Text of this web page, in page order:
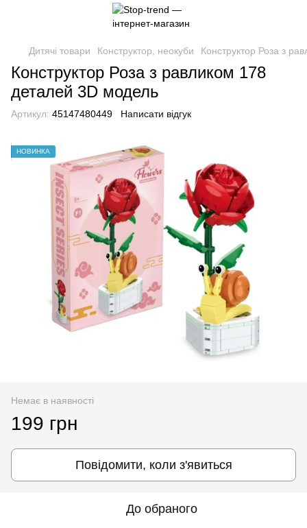
Дитячі товари Конструктор, неокуби Конструктор Роза з
Конструктор Роза з равликом 178
деталей 3D модель
Артикул: 45147480449 Написати відгук
НОВИНКА
Немає в наявності
199 грн
Повідомити, коли з'явиться
До обраного